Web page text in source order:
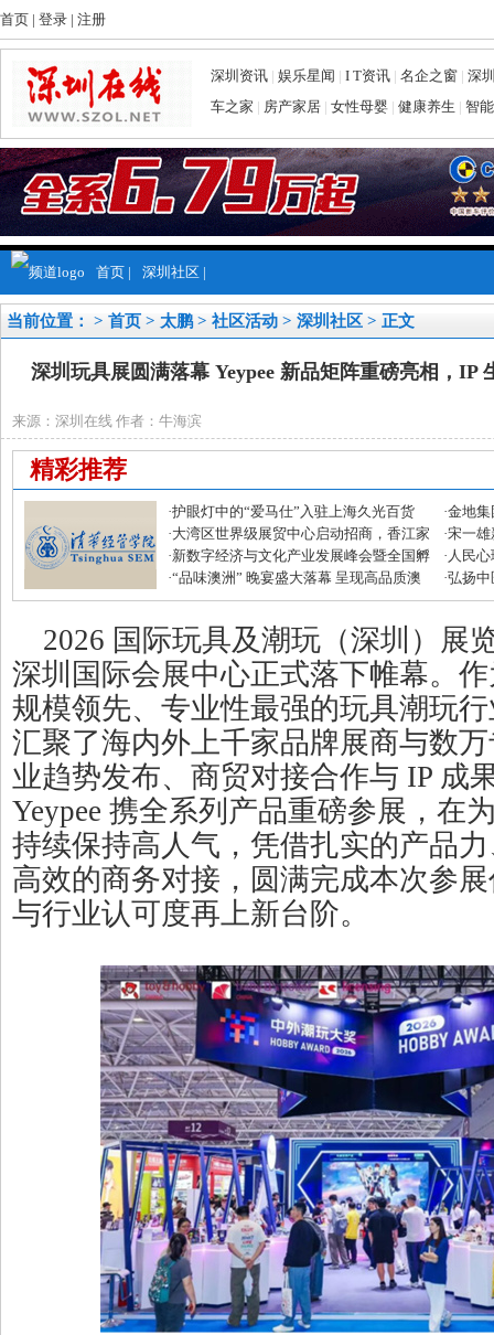
首页 | 登录 | 注册
深圳资讯 | 娱乐星闻 | I T资讯 | 名企之窗 | 深
车之家 | 房产家居 | 女性母婴 | 健康养生 | 智
首页 | 深圳社区 |
当前位置： > 首页 > 太鹏> 社区活动 > 深圳社区 > 正文
深圳玩具展圆满落幕 Yeypee 新品矩阵重磅亮相，IP
来源：深圳在线 作者：牛海滨
精彩推荐
·护眼灯中的“爱马仕”入驻上海久光百货 ·金地集
磅优惠
·大湾区世界级展贸中心启动招商，香江家
居打造建材家居业“东方米兰展”
·宋一雄
生逆袭
·新数字经济与文化产业发展峰会暨全国孵
化中心年度盛典圆满收官
· 人民
·“品味澳洲” 晚宴盛大落幕 呈现高品质澳
式美味
·弘扬中
滋补节
2026 国际玩具及潮玩（深圳）展
深圳国际会展中心正式落下帷幕。
规模领先、专业性最强的玩具潮玩
汇聚了海内外上千家品牌展商与数
业趋势发布、商贸对接合作与 IP 成
Yeypee 携全系列产品重磅参展，在
持续保持高人气，凭借扎实的产品
高效的商务对接，圆满完成本次参
与行业认可度再上新台阶。